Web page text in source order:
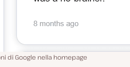
di Google nella homepage